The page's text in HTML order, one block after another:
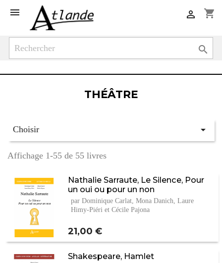
 shopping_cart


THÉÂTRE
Choisir 
Affichage 1-55 de 55 livres
Nathalie Sarraute, Le Silence, Pour
un oui ou pour un non
par Dominique Carlat, Mona Danich, Laure
Himy-Piéri et Cécile Pajona
Prix
21,00 €
Shakespeare, Hamlet